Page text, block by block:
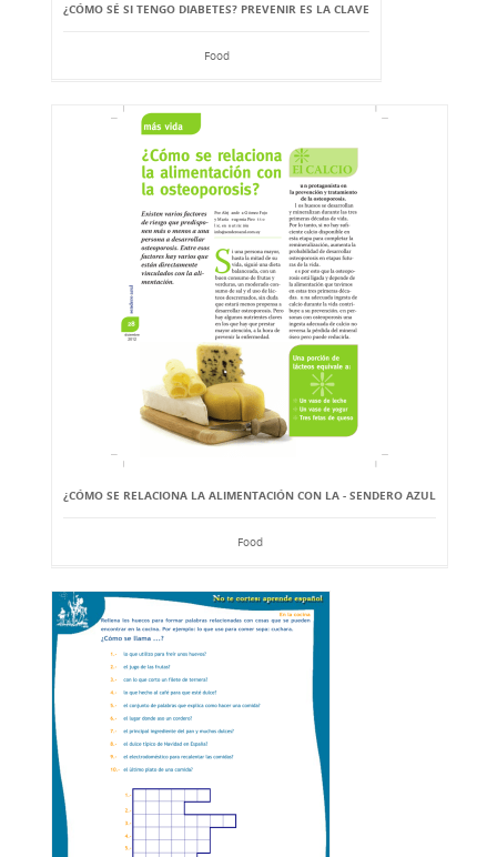
¿CÓMO SÉ SI TENGO DIABETES? PREVENIR ES LA CLAVE
Food
¿CÓMO SE RELACIONA LA ALIMENTACIÓN CON LA - SENDERO AZUL
Food